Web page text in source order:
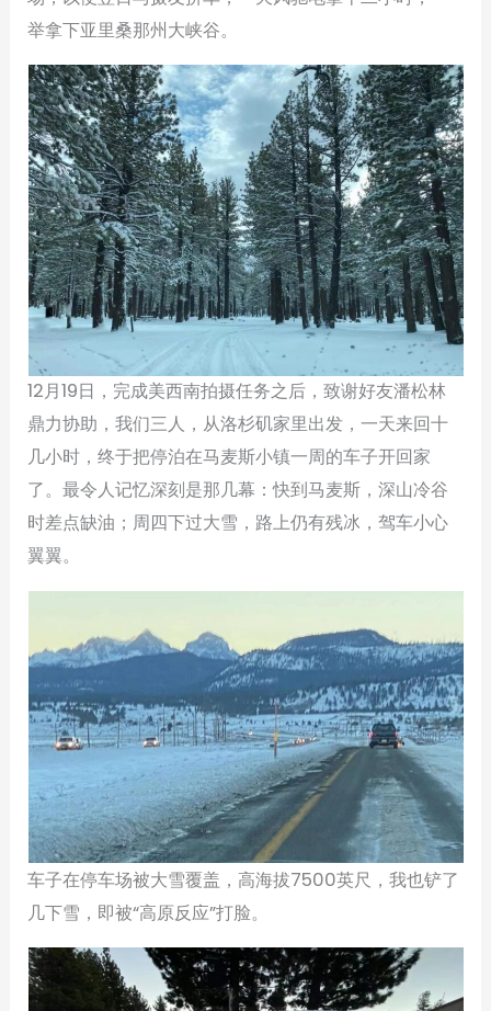
举拿下亚里桑那州大峡谷。
12月19日，完成美西南拍摄任务之后，致谢好友潘松林
鼎力协助，我们三人，从洛杉矶家里出发，一天来回十
几小时，终于把停泊在马麦斯小镇一周的车子开回家
了。最令人记忆深刻是那几幕：快到马麦斯，深山冷谷
时差点缺油；周四下过大雪，路上仍有残冰，驾车小心
翼翼。
车子在停车场被大雪覆盖，高海拔7500英尺，我也铲了
几下雪，即被“高原反应”打脸。